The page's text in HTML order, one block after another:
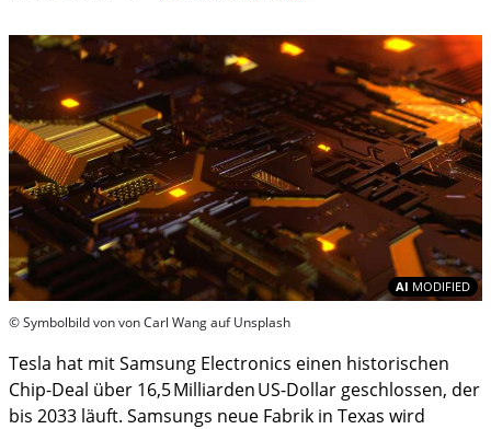
AI MODIFIED
© Symbolbild von von Carl Wang auf Unsplash
Tesla hat mit Samsung Electronics einen historischen
Chip-Deal über 16,5 Milliarden US-Dollar geschlossen, der
bis 2033 läuft. Samsungs neue Fabrik in Texas wird